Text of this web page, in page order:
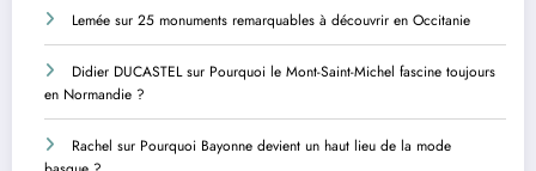
Lemée sur 25 monuments remarquables à découvrir en Occitanie
Didier DUCASTELsur Pourquoi le Mont-Saint-Michel fascine toujours
en Normandie ?
Rachel sur Pourquoi Bayonne devient un haut lieu de la mode